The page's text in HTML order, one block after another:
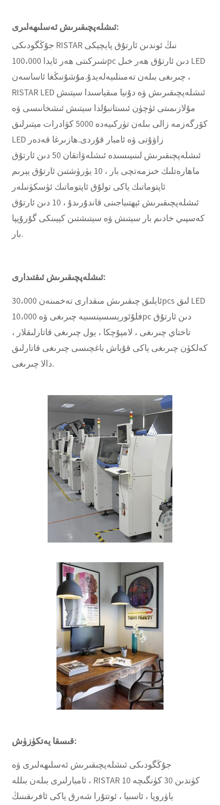
ئىشلەپچىقىرىش ئەسلىھەلىرى:
جۇڭگودىكى RISTAR نىڭ ئوندىن ئارتۇق پايچېكى
شىركىتى ھەر ئايدا 100،000pc دىن ئارتۇق ھەر خىل LED
چىرىغى بىلەن تەمىنلىيەلەيدۇ.مۇشۇنىڭغا ئاساسەن ،
RISTAR LED ئىشلەپچىقىرىش ۋە دۇنيا مىقياسىدا سېتىش
مۇلازىمىتى ئۈچۈن ئىستانبۇلدا سېتىش ئىشخانىسى ۋە
كۆرگەزمە زالى بىلەن تۈركىيەدە 5000 كۋادرات مېتىرلىق
LED زاۋۇتى ۋە ئامبار قۇردى.ھازىرغا قەدەر
ئىشلەپچىقىرىش لىنىيىسىدە ئىشلەۋاتقان 50 دىن ئارتۇق
ماھارەتلىك خىزمەتچى بار ، 10 يۈرۈشتىن ئارتۇق يېرىم
ئاپتوماتىك ياكى تولۇق ئاپتوماتىك ئۈسكۈنىلەر
ئىشلەپچىقىرىش ئېھتىياجىنى قاندۇرىدۇ ، 10 دىن ئارتۇق
كەسپىي خادىم بار سېتىش ۋە سېتىشتىن كېيىنكى گۇرۇپپا
بار.
ئىشلەپچىقىرىش ئىقتىدارى:
ئايلىق چىقىرىش مىقدارى تەخمىنەن 30،000pcs لىق LED
فلۇئورېسسېنسىيە چىرىغى ۋە 10،000pc دىن ئارتۇق
تاختاي چىرىغى ، لامپۇچكا ، يول چىرىغى قاتارلىقلار ،
كەلكۈن چىرىغى ياكى قۇياش باغچىسى چىرىغى قاتارلىق
دالا چىرىغى.
قىسقا يەتكۈزۈش:
جۇڭگودىكى ئىشلەپچىقىرىش ئەسلىھەلىرى ۋە
ئامبارلىرى بىلەن بىللە ، RISTAR 10 كۈندىن 30 كۈنگىچە
ياۋروپا ، ئاسىيا ، ئوتتۇرا شەرق ياكى ئافرىقىنىڭ